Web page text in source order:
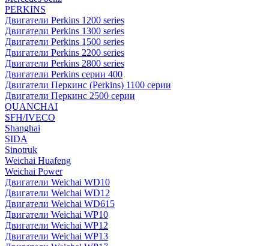
PERKINS
Двигатели Perkins 1200 series
Двигатели Perkins 1300 series
Двигатели Perkins 1500 series
Двигатели Perkins 2200 series
Двигатели Perkins 2800 series
Двигатели Perkins серии 400
Двигатели Перкинс (Perkins) 1100 серии
Двигатели Перкинс 2500 серии
QUANCHAI
SFH/IVECO
Shanghai
SIDA
Sinotruk
Weichai Huafeng
Weichai Power
Двигатели Weichai WD10
Двигатели Weichai WD12
Двигатели Weichai WD615
Двигатели Weichai WP10
Двигатели Weichai WP12
Двигатели Weichai WP13